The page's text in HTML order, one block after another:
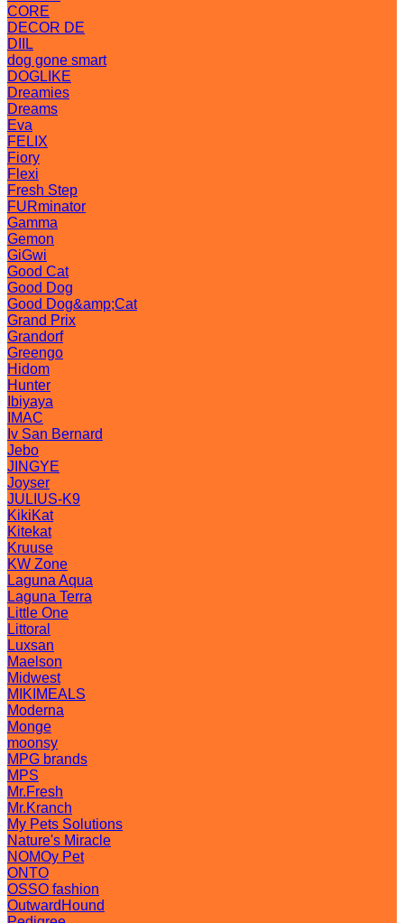
CORE
DECOR DE
DIIL
dog gone smart
DOGLIKE
Dreamies
Dreams
Eva
FELIX
Fiory
Flexi
Fresh Step
FURminator
Gamma
Gemon
GiGwi
Good Cat
Good Dog
Good Dog&amp;Cat
Grand Prix
Grandorf
Greengo
Hidom
Hunter
Ibiyaya
IMAC
Iv San Bernard
Jebo
JINGYE
Joyser
JULIUS-K9
KikiKat
Kitekat
Kruuse
KW Zone
Laguna Aqua
Laguna Terra
Little One
Littoral
Luxsan
Maelson
Midwest
MIKIMEALS
Moderna
Monge
moonsy
MPG brands
MPS
Mr.Fresh
Mr.Kranch
My Pets Solutions
Nature's Miracle
NOMOy Pet
ONTO
OSSO fashion
OutwardHound